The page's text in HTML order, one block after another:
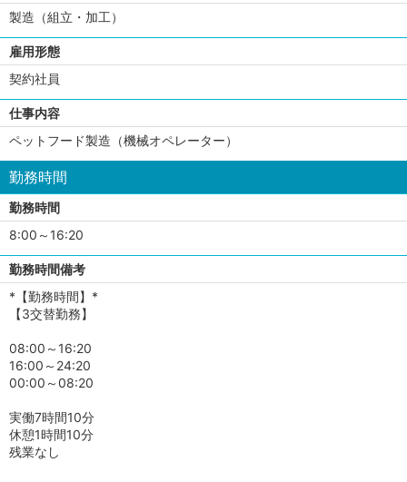
製造（組立・加工）
雇用形態
契約社員
仕事内容
ペットフード製造（機械オペレーター）
勤務時間
勤務時間
8:00～16:20
勤務時間備考
*【勤務時間】*
【3交替勤務】
08:00～16:20
16:00～24:20
00:00～08:20
実働7時間10分
休憩1時間10分
残業なし